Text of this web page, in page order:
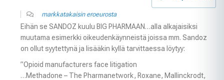
markkatakaisin eroeurosta
Eihän se SANDOZ kuulu BIG PHARMAAN…alla alkajaisiksi
muutama esimerkki oikeudenkäynneistä joissa mm. Sandoz
on ollut syytettynä ja lisääkin kyllä tarvittaessa löytyy:
”Opioid manufacturers face litigation
…Methadone – The Pharmanetwork, Roxane, Mallinckrodt,